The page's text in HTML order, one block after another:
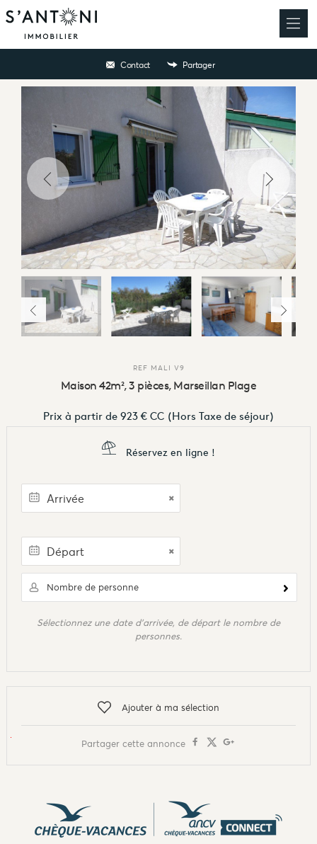
Contact Partager
REF MALI V9
Maison 42m², 3 pièces, Marseillan Plage
Prix à partir de923 € CC(Hors Taxe de séjour)
Réservez en ligne !
Nombre de personne
Sélectionnez une date d'arrivée, de départ le nombre de
personnes.
Ajouter à ma sélection
Partager cette annonce